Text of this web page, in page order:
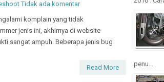
Tidak ada komentar
komplain yang tidak
jenis ini, akhirnya di website
sangat ampuh. Beberapa jenis bug
Read More
penu...